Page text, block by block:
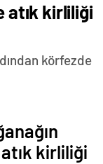
atık kirliliği
körfezde
kirliliği